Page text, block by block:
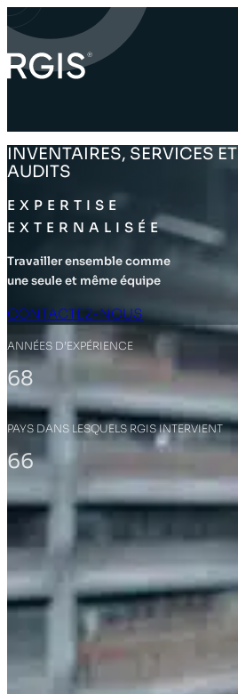
INVENTAIRES, SERVICES ET
AUDITS
EXPERTISE
EXTERNALISÉE
Travailler ensemble comme
une seule et même équipe
CONTACTEZ-NOUS
ANNÉES D’EXPÉRIENCE
68
PAYS DANS LESQUELS RGIS INTERVIENT
66